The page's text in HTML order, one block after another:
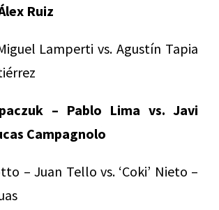
Ruiz
Lamperti vs. Agustín Tapia
– Pablo Lima vs. Javi
Campagnolo
– Juan Tello vs. ‘Coki’ Nieto –